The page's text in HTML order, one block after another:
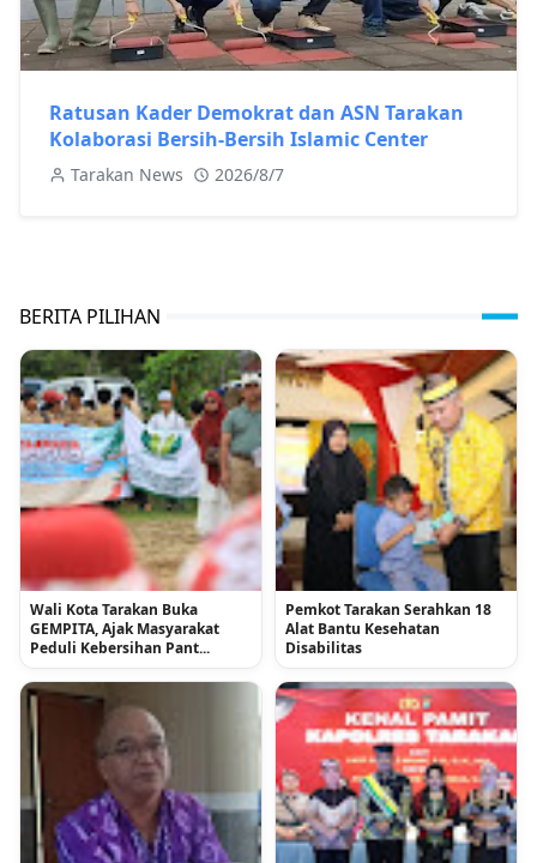
Ratusan Kader Demokrat dan ASN Tarakan
Kolaborasi Bersih-Bersih Islamic Center
Tarakan News 2026/8/7
BERITA PILIHAN
Wali Kota Tarakan Buka
GEMPITA, Ajak Masyarakat
Peduli Kebersihan Pant...
Pemkot Tarakan Serahkan 18
Alat Bantu Kesehatan
Disabilitas